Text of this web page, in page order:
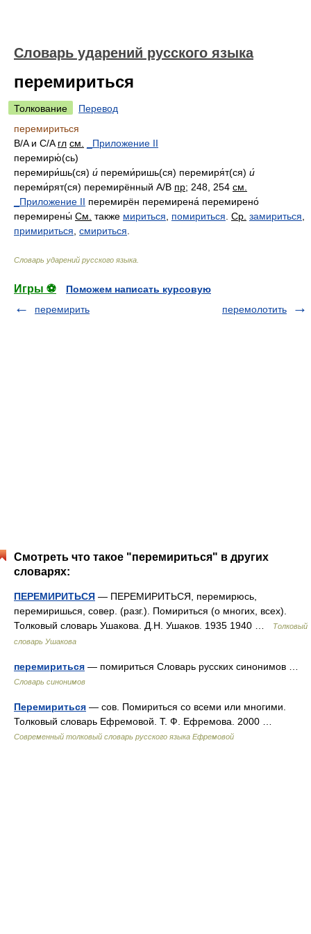
Словарь ударений русского языка
перемириться
Толкование
Перевод
перемириться
B/A и C/A гл см.
_Приложение II
перемирю́(сь)
перемири́шь(ся) и́ переми́ришь(ся) перемиря́т(ся) и́
переми́рят(ся) перемирённый A/B пр; 248, 254 см.
_Приложение II перемирён перемирена́ перемирено́
перемирены́ См. также мириться помириться Ср. замириться
примириться смириться
Словарь ударений русского языка
Игры ⚽
Поможем написать курсовую
перемирить
перемолотить
Смотреть что такое "перемириться" в других
словарях:
ПЕРЕМИРИТЬСЯ — ПЕРЕМИРИТЬСЯ, перемирюсь,
перемиришься, совер. (разг.). Помириться (о многих, всех).
Толковый словарь Ушакова. Д.Н. Ушаков. 1935 1940 …
Толковый
словарь Ушакова
перемириться — помириться Словарь русских синонимов …
Словарь синонимов
Перемириться — сов. Помириться со всеми или многими.
Толковый словарь Ефремовой. Т. Ф. Ефремова. 2000 …
Современный толковый словарь русского языка Ефремовой